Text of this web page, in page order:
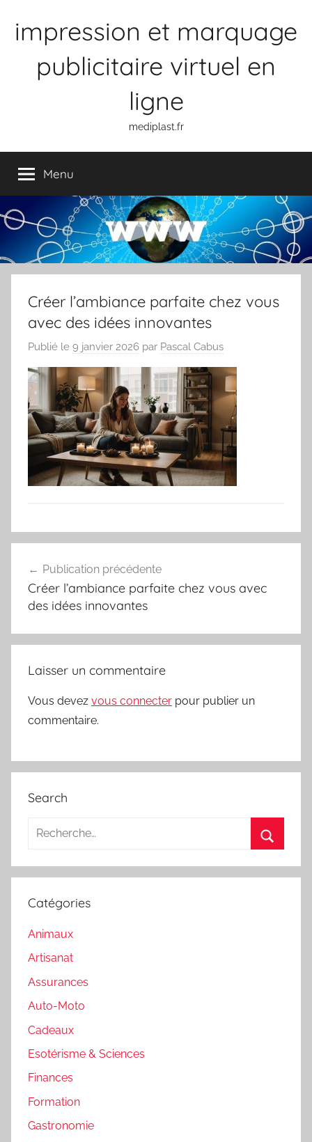
impression et marquage
publicitaire virtuel en
ligne
mediplast.fr
Menu
Créer l’ambiance parfaite chez vous
avec des idées innovantes
Publié le 9 janvier 2026 par Pascal Cabus
de
l’article
Publication précédente
Créer l’ambiance parfaite chez vous avec
des idées innovantes
Laisser un commentaire
Vous devez vous connecter pour publier un
commentaire.
Search
Recherche
:
Catégories
Animaux
Artisanat
Assurances
Auto-Moto
Cadeaux
Esotérisme & Sciences
Finances
Formation
Gastronomie